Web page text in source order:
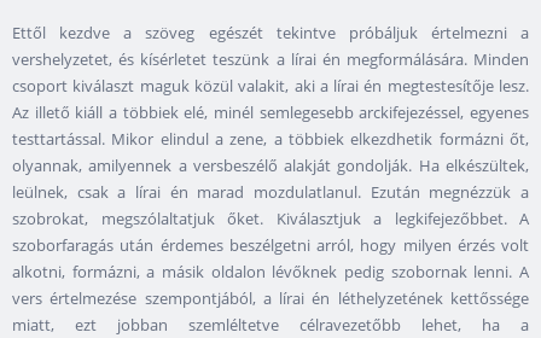
Ettől kezdve a szöveg egészét tekintve próbáljuk értelmezni a
vershelyzetet, és kísérletet teszünk a lírai én megformálására. Minden
csoport kiválaszt maguk közül valakit, aki a lírai én megtestesítője lesz.
Az illető kiáll a többiek elé, minél semlegesebb arckifejezéssel, egyenes
testtartással. Mikor elindul a zene, a többiek elkezdhetik formázni őt,
olyannak, amilyennek a versbeszélő alakját gondolják. Ha elkészültek,
leülnek, csak a lírai én marad mozdulatlanul. Ezután megnézzük a
szobrokat, megszólaltatjuk őket. Kiválasztjuk a legkifejezőbbet. A
szoborfaragás után érdemes beszélgetni arról, hogy milyen érzés volt
alkotni, formázni, a másik oldalon lévőknek pedig szobornak lenni. A
vers értelmezése szempontjából, a lírai én léthelyzetének kettőssége
miatt, ezt jobban szemléltetve célravezetőbb lehet, ha a